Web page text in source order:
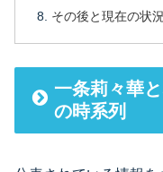
その後と現在の状況
一条莉々華
の時系列